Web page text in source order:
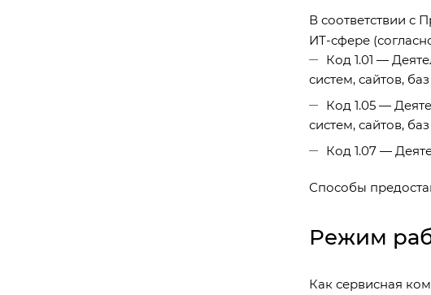
В соответствии с
ИТ-сфере
Код 1.01 —
систем, сайтов,
Код 1.05 —
систем, сайтов,
Код 1.07 —
Способы
Режим
Как сервисная